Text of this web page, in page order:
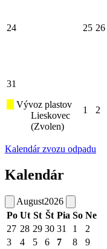
24 25 26
31
Vývoz plastov
Lieskovec
(Zvolen)
1 2
Kalendár zvozu odpadu
Kalendár
August2026
Po Ut St Št Pia So Ne
27 28 29 30 31 1
2
3
4 5 6 7 8
9